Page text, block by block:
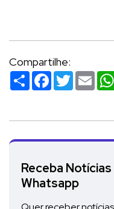
Compartilhe:
Compartilhar
Facebook
Twitter
Receba
Whatsapp